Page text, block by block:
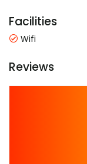
Facilities
Wifi
Reviews